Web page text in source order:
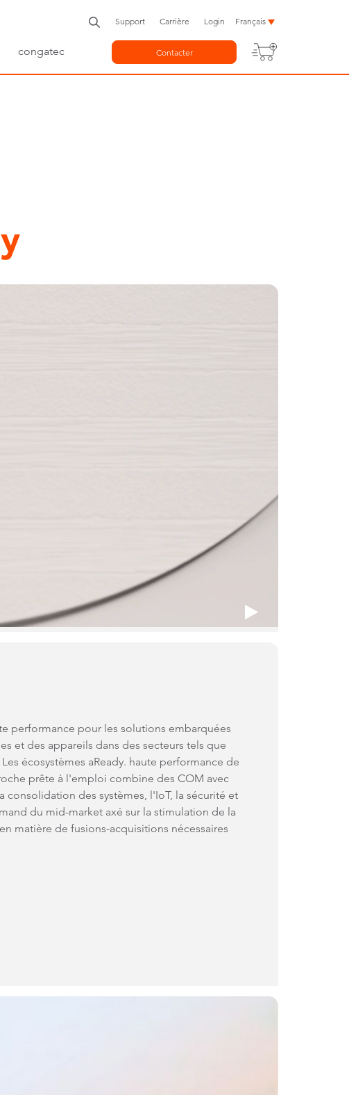
congatec
Support Carrière Login Français
Contacter
performance pour les solutions embarquées
et des appareils dans des secteurs tels que
écosystèmes aReady. haute performance de
prête à l'emploi combine des COM avec
des systèmes, l'IoT, la sécurité et
du mid-market axé sur la stimulation de la
matière de fusions-acquisitions nécessaires